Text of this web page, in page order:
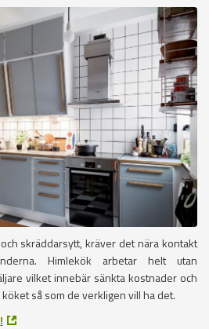
skräddarsytt, kräver det nära kontakt
Himlekök arbetar helt utan
vilket innebär sänkta kostnader och
så som de verkligen vill ha det.